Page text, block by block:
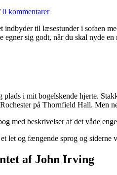
0 kommentarer
indbyder til læsestunder i sofaen
egner sig godt, når du skal nyde
i mit bogelskende hjerte.
på Thornfield Hall. Men
med beskrivelser af det våde
let og fængende sprog og
af John Irving